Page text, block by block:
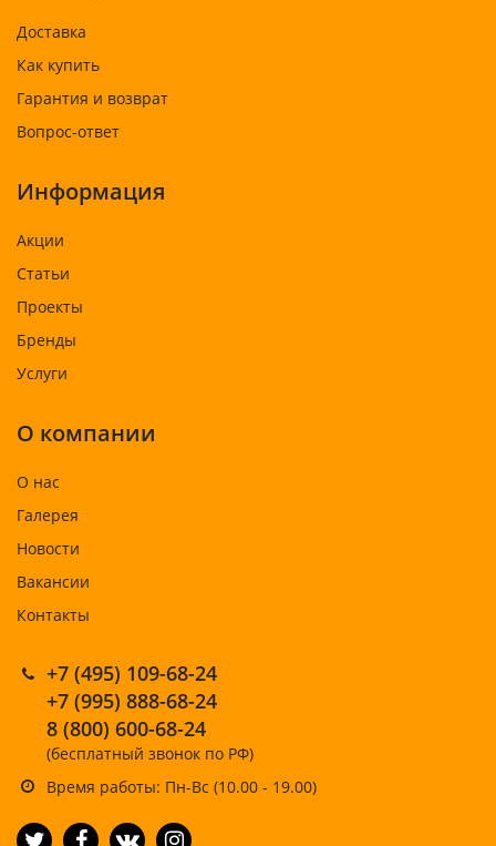
Доставка
Как купить
Гарантия и возврат
Вопрос-ответ
Информация
Акции
Статьи
Проекты
Бренды
Услуги
О компании
О нас
Галерея
Новости
Вакансии
Контакты
+7 (495) 109-68-24
+7 (995) 888-68-24
8 (800) 600-68-24
(бесплатный звонок по РФ)
Время работы: Пн-Вс (10.00 - 19.00)